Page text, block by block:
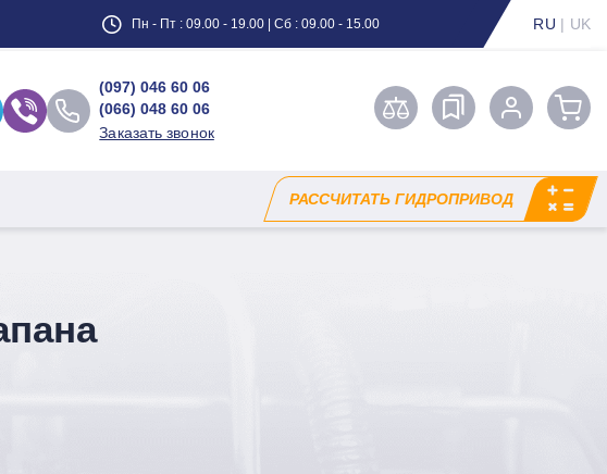
Пн - Пт : 09.00 - 19.00 | Сб : 09.00 - 15.00 RU | UK
(097) 046 60 06
(066) 048 60 06
Заказать звонок
РАССЧИТАТЬ ГИДРОПРИВОД